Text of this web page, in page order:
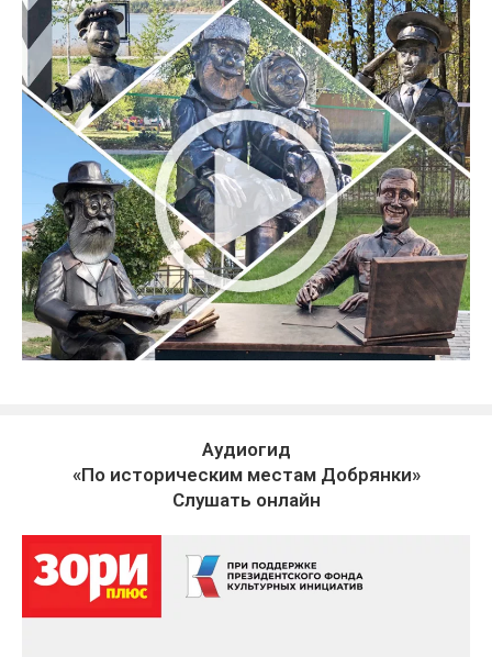
Аудиогид
«По историческим местам Добрянки»
Слушать онлайн